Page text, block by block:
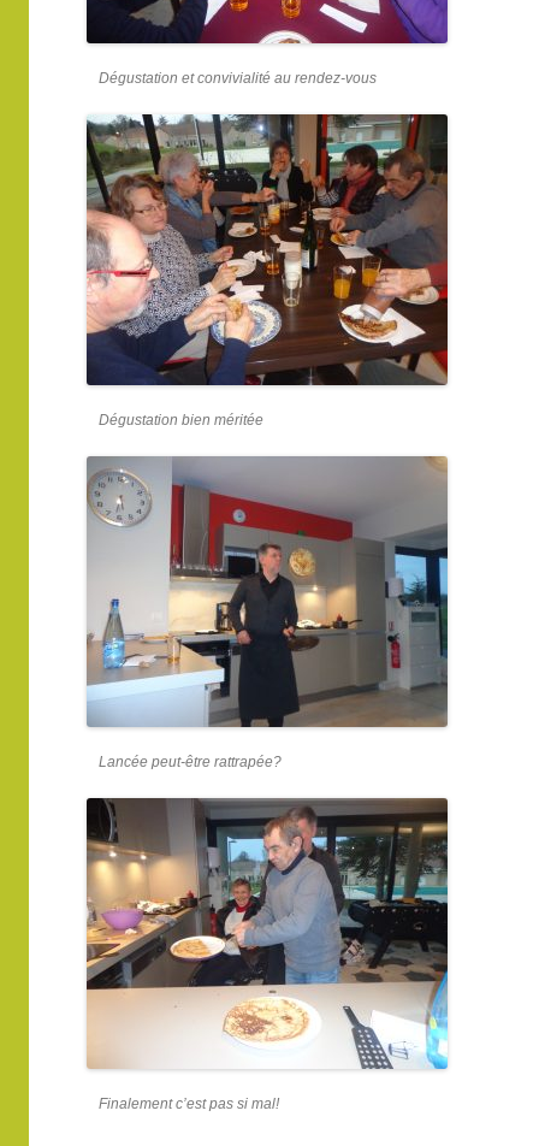
Dégustation et convivialité au rendez-vous
Dégustation bien méritée
Lancée peut-être rattrapée?
Finalement c’est pas si mal!